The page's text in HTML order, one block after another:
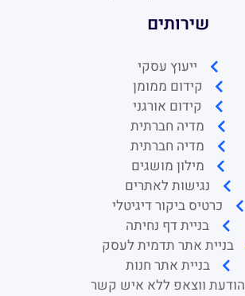
שירותים
ייעוץ עסקי
קידום ממומן
קידום אורגני
מדיה חברתית
מדיה חברתית
מילון מושגים
נגישות לאתרים
כרטיס ביקור דיגיטלי
בניית דף נחיתה
בניית אתר תדמית לעסק
בניית אתר חנות
הודעת ווצאפ ללא איש קשר